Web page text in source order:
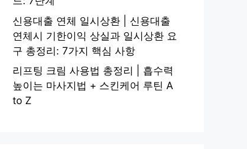
신용대출 연체 일시상환 | 신용대출
연체시 기한이익 상실과 일시상환 요
구 총정리: 7가지 핵심 사항
리프팅 크림 사용법 총정리 | 흡수력
높이는 마사지법 + 스킨케어 루틴 A
to Z